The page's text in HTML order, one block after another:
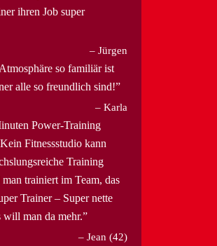
ihren Job super
Jürgen
so familiär ist
alle so freundlich sind!
Karla
Power-Training
Fitnessstudio kann
Training
trainiert im Team, das
Trainer – Super nette
will man da mehr.
Jean (42)